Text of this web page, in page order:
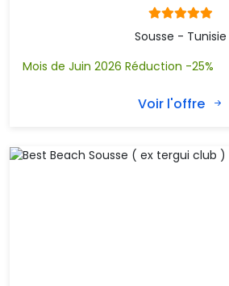
Sousse - Tunisie
Mois de Juin 2026 Réduction -25%
Voir l'offre